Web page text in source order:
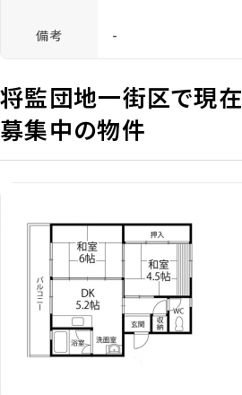
備考 -
将監団地一街区で現在
募集中の物件